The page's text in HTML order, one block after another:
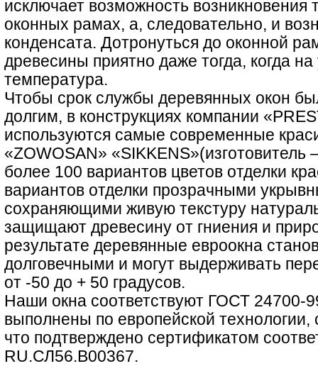
исключает возможность возникновения
оконных рамах, а, следовательно, и
конденсата. Дотронуться до оконной
древесины приятно даже тогда, когда
температура.
Чтобы срок службы деревянных окон
долгим, в конструкциях компании
используются самые современные
«ZOWOSAN» «SIKKENS»(изготовитель
более 100 вариантов цветов отделки
вариантов отделки прозрачными
сохраняющими живую текстуру
защищают древесину от гниения и
результате деревянные евроокна
долговечными и могут выдерживать
от -50 до + 50 градусов.
Наши окна соответствуют ГОСТ 24700-
выполнены по европейской технологии,
что подтверждено сертификатом
RU.СЛ56.В00367.